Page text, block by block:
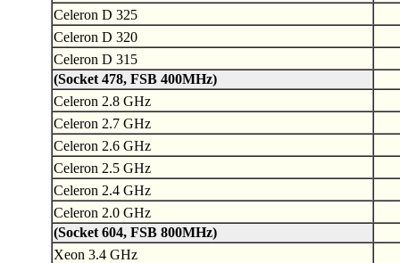
Celeron D 325
Celeron D 320
Celeron D 315
(Socket 478, FSB 400MHz)
Celeron 2.8 GHz
Celeron 2.7 GHz
Celeron 2.6 GHz
Celeron 2.5 GHz
Celeron 2.4 GHz
Celeron 2.0 GHz
(Socket 604, FSB 800MHz)
Xeon 3.4 GHz